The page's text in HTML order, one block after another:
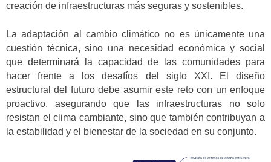
creación de infraestructuras más seguras y sostenibles.
La adaptación al cambio climático no es únicamente una
cuestión técnica, sino una necesidad económica y social
que determinará la capacidad de las comunidades para
hacer frente a los desafíos del siglo XXI. El diseño
estructural del futuro debe asumir este reto con un enfoque
proactivo, asegurando que las infraestructuras no solo
resistan el clima cambiante, sino que también contribuyan a
la estabilidad y el bienestar de la sociedad en su conjunto.